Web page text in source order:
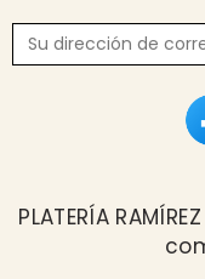
PLATERÍA